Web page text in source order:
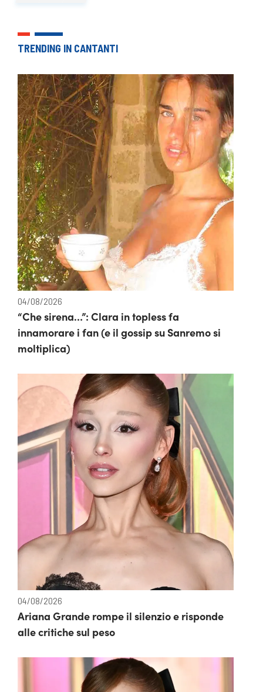
TRENDING IN CANTANTI
04/08/2026
“Che sirena…”: Clara in topless fa
innamorare i fan (e il gossip su Sanremo si
moltiplica)
04/08/2026
Ariana Grande rompe il silenzio e risponde
alle critiche sul peso